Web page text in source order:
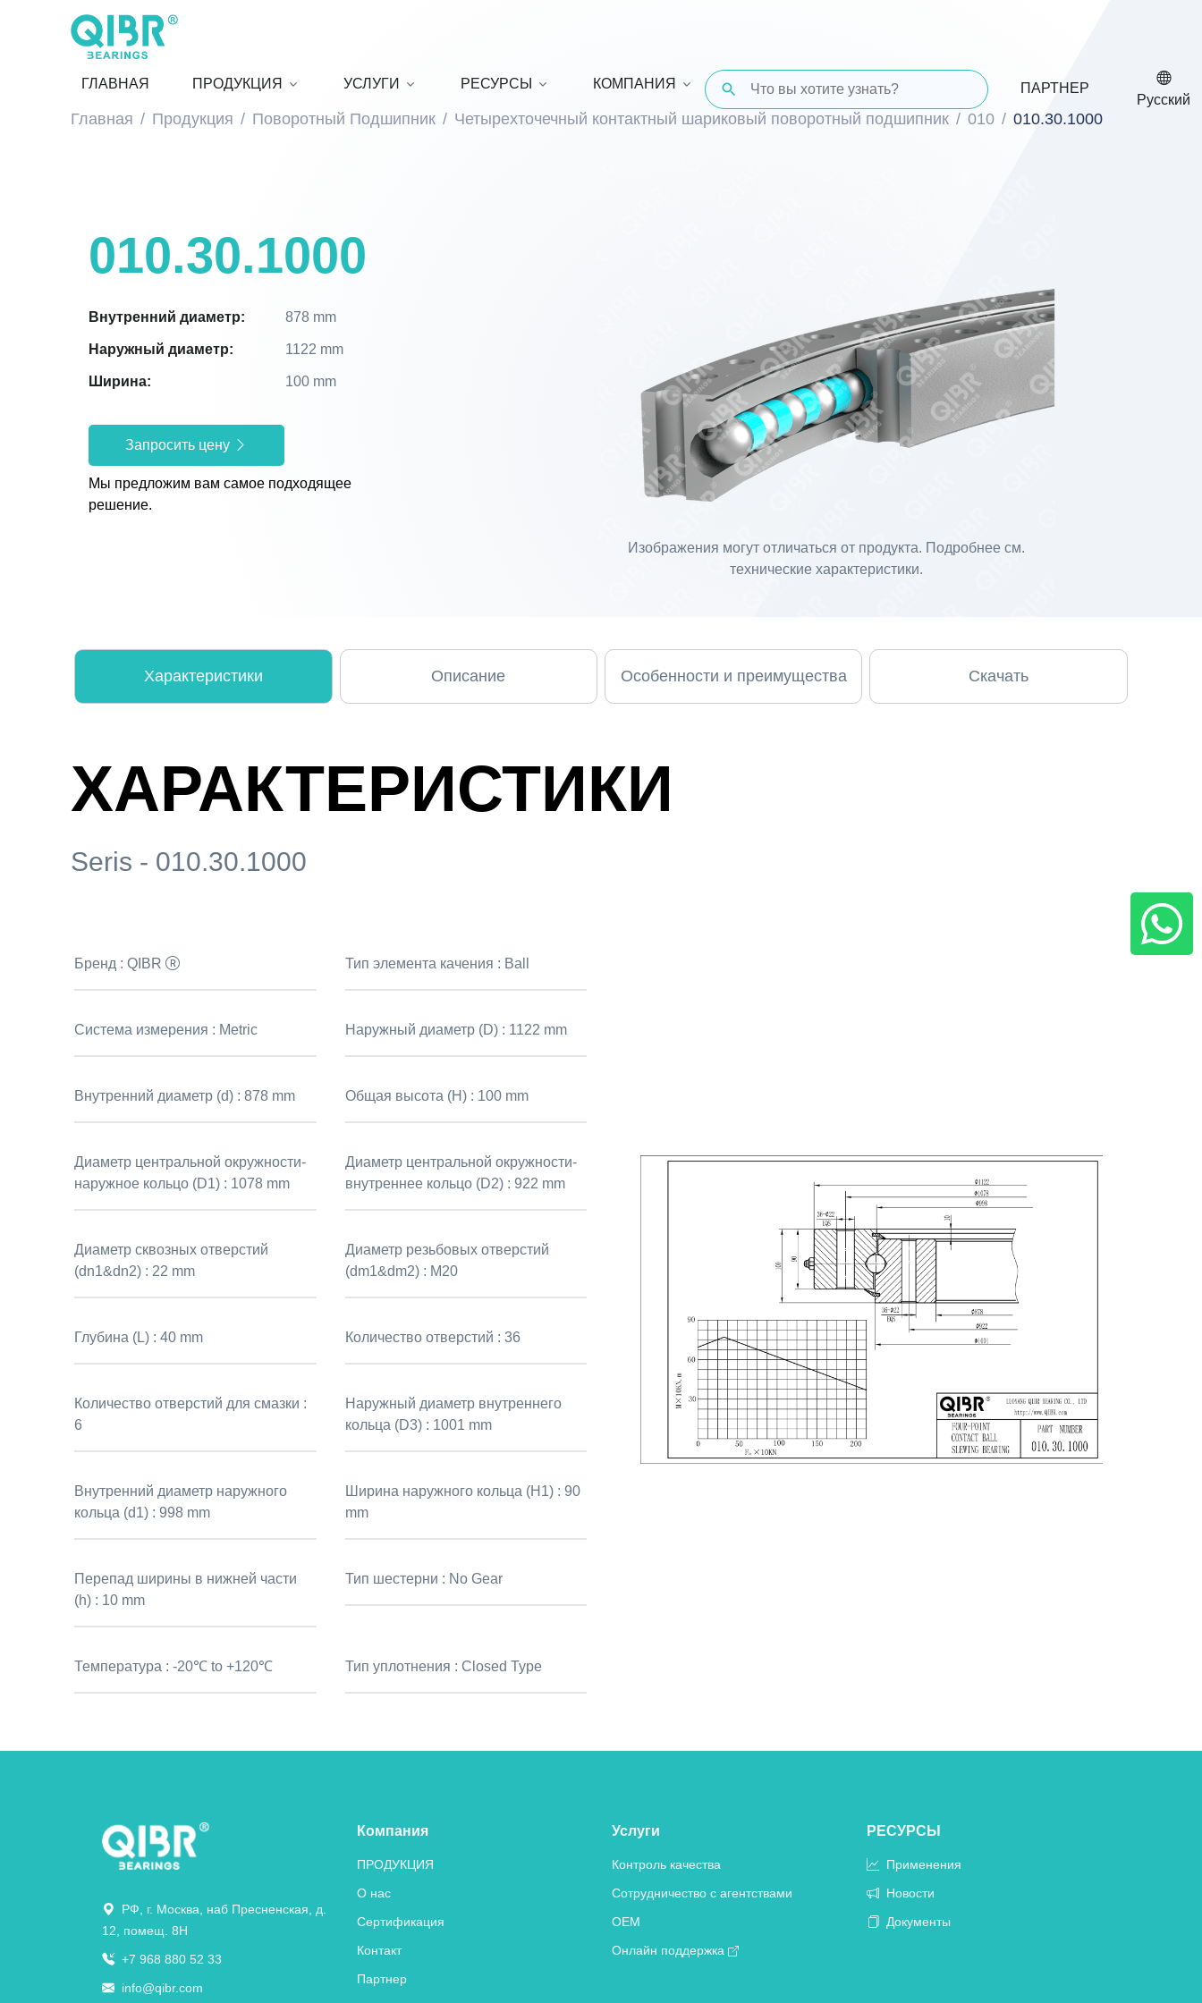
ГЛАВНАЯ ПРОДУКЦИЯ УСЛУГИ РЕСУРСЫ КОМПАНИЯ ПАРТНЕР
Русский
Главная Продукция Поворотный Подшипник Четырехточечный контактный шариковый поворотный подшипник 010 010.30.1000
010.30.1000
Внутренний диаметр: 878 mm
Наружный диаметр: 1122 mm
Ширина: 100 mm
Запросить цену
Мы предложим вам самое подходящее
решение.
Изображения могут отличаться от продукта. Подробнее см.
технические характеристики.
Характеристики Описание Особенности и преимущества Скачать
ХАРАКТЕРИСТИКИ
Seris - 010.30.1000
Бренд :QIBR Тип элемента качения : Ball
Система измерения : Metric Наружный диаметр (D) : 1122 mm
Внутренний диаметр (d) :878 mm Общая высота (H) : 100 mm
Диаметр центральной окружности-
наружное кольцо (D1) : 1078 mm
Диаметр центральной окружности-
внутреннее кольцо (D2) : 922 mm
Диаметр сквозных отверстий
(dn1&dn2) : 22 mm
Диаметр резьбовых отверстий
(dm1&dm2) : M20
Глубина (L) :40 mm Количество отверстий : 36
Количество отверстий для смазки :
6
Наружный диаметр внутреннего
кольца (D3) : 1001 mm
Внутренний диаметр наружного
кольца (d1) :998 mm
Ширина наружного кольца (H1) : 90
mm
Перепад ширины в нижней части
(h) : 10 mm
Тип шестерни : No Gear
Температура :-20℃ to +120℃ Тип уплотнения : Closed Type
РФ, г. Москва, наб Пресненская, д.
12, помещ. 8Н
+7 968 880 52 33
info@qibr.com
Компания
ПРОДУКЦИЯ
О нас
Сертификация
Контакт
Партнер
Услуги
Контроль качества
Сотрудничество с агентствами
OEM
Онлайн поддержка
РЕСУРСЫ
Применения
Новости
Документы